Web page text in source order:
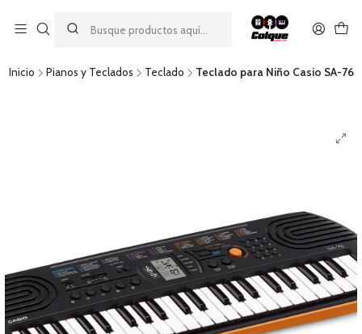
descuento por pago con transferencia bancaria
por una compra mínima de $49.990. Este descuento no es
acumulable a otras promociones ni aplicable a gastos de envío.
Inicio Pianos y Teclados Teclado Teclado para Niño Casio SA-76